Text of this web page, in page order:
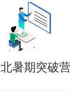
档案中成
果证明等
暑期突破营